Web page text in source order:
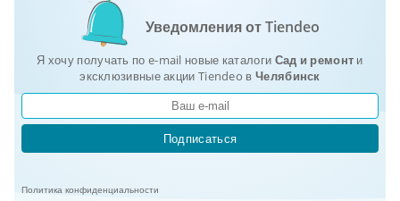
Уведомления от Tiendeo
Я хочу получать по e-mail новые каталоги Сад и ремонт и
эксклюзивные акции Tiendeo в Челябинск
Подписаться
Политика конфиденциальности